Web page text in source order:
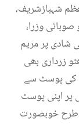
شہبازشریف،
وزرا،
شادی پر مریم
زرداری بھی
کی پوسٹ سے
پر اپنی پوسٹ
طرح خوبصورت